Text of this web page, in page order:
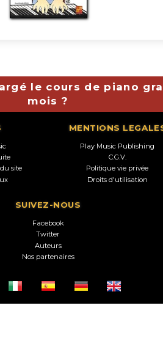
le cours de piano
mois ?
site
MENTIONS
Play Music Publishing
C.G.V.
Politique vie privée
Droits d'utilisation
SUIVEZ-NOUS
Facebook
Twitter
Auteurs
Nos partenaires